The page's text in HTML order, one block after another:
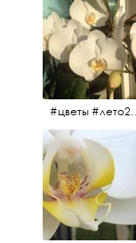
#цветы #лето2017